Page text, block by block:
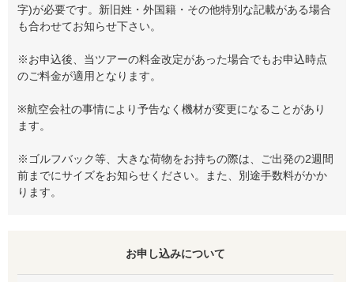
字)が必要です。新旧姓・外国籍・その他特別な記載がある場合
も合わせてお知らせ下さい。
※お申込後、当ツアーの料金改定があった場合でもお申込時点
のご料金が適用となります。
※航空会社の事情により予告なく機材が変更になることがあり
ます。
※ゴルフバック等、大きな荷物をお持ちの際は、ご出発の2週間
前までにサイズをお知らせください。また、別途手数料がかか
ります。
お申し込みについて